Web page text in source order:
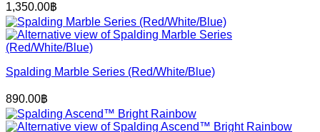
1,350.00฿
Spalding Marble Series (Red/White/Blue)
890.00฿